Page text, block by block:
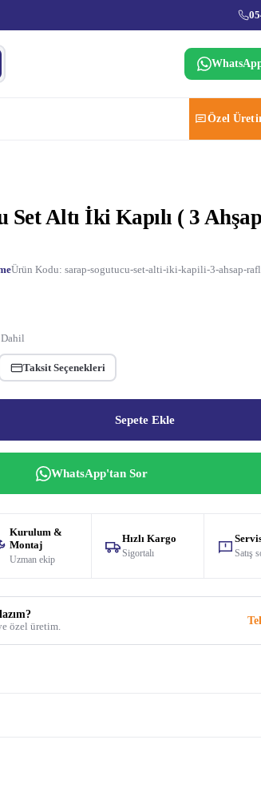
Özel
Set Altı İki Kapılı ( 3 Ahşap
Ürün Kodu: sarap-sogutucu-set-alti-iki-kapili-3-ahsap-
Taksit Seçenekleri
Sepete Ekle
WhatsApp'tan Sor
Kurulum &
Montaj
Uzman ekip
Hızlı Kargo
Sigortalı Satış
özel üretim.